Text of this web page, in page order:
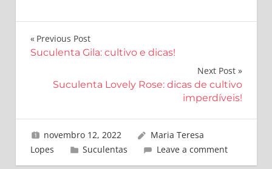
Navegação
Post
Previous Post
Suculenta Gila: cultivo e dicas!
Next Post
Suculenta Lovely Rose: dicas de cultivo
imperdíveis!
novembro 12, 2022
Maria Teresa
Lopes
Suculentas Leave a comment